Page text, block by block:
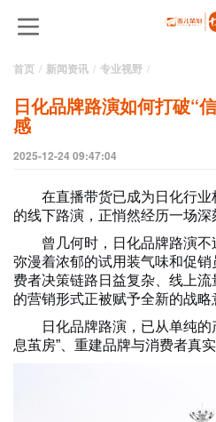
首页 新闻资讯 专业视野
日化品牌路演如何打破“
感
2025-12-24 09:47:04
在直播带货已成为日化行
的线下路演，正悄然经历一场深
曾几何时，日化品牌路演不
弥漫着浓郁的试用装气味和促
费者决策链路日益复杂、线上
的营销形式正被赋予全新的战略
日化品牌路演，已从单纯
息茧房”、重建品牌与消费者真